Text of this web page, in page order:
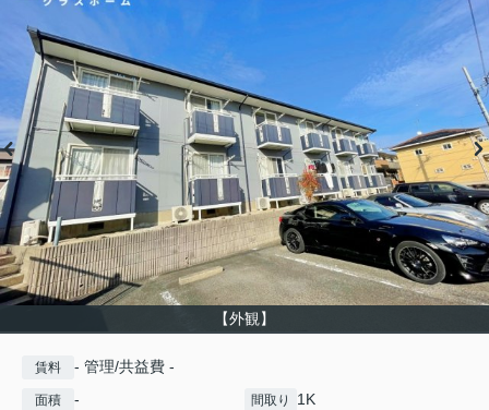
【外観】
賃料 - 管理/共益費 -
面積 - 間取り 1K